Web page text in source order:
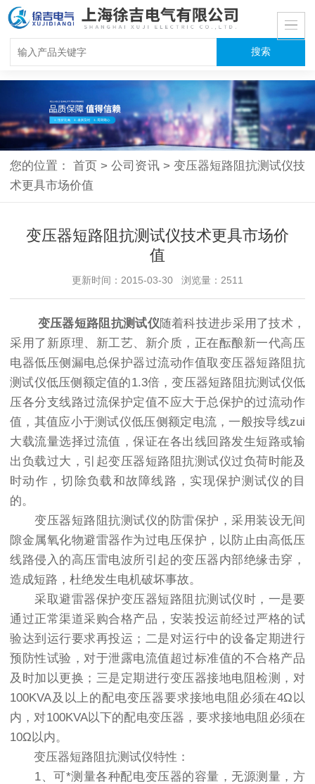
您的位置：首页 > 公司资讯 > 变压器短路阻抗测试仪技
术更具市场价值
变压器短路阻抗测试仪技术更具市场价
值
更新时间：2015-03-30 浏览量：2511
变压器短路阻抗测试仪随着科技进步采用了技术，
采用了新原理、新工艺、新介质，正在酝酿新一代高压
电器低压侧漏电总保护器过流动作值取变压器短路阻抗
测试仪低压侧额定值的1.3倍，变压器短路阻抗测试仪低
压各分支线路过流保护定值不应大于总保护的过流动作
值，其值应小于测试仪低压侧额定电流，一般按导线zui
大载流量选择过流值，保证在各出线回路发生短路或输
出负载过大，引起变压器短路阻抗测试仪过负荷时能及
时动作，切除负载和故障线路，实现保护测试仪的目
的。
变压器短路阻抗测试仪的防雷保护，采用装设无间
隙金属氧化物避雷器作为过电压保护，以防止由高低压
线路侵入的高压雷电波所引起的变压器内部绝缘击穿，
造成短路，杜绝发生电机破坏事故。
采取避雷器保护变压器短路阻抗测试仪时，一是要
通过正常渠道采购合格产品，安装投运前经过严格的试
验达到运行要求再投运；二是对运行中的设备定期进行
预防性试验，对于泄露电流值超过标准值的不合格产品
及时加以更换；三是定期进行变压器接地电阻检测，对
100KVA及以上的配电变压器要求接地电阻必须在4Ω以
内，对100KVA以下的配电变压器，要求接地电阻必须在
10Ω以内。
变压器短路阻抗测试仪特性：
1、可*测量各种配电变压器的容量，无源测量，方